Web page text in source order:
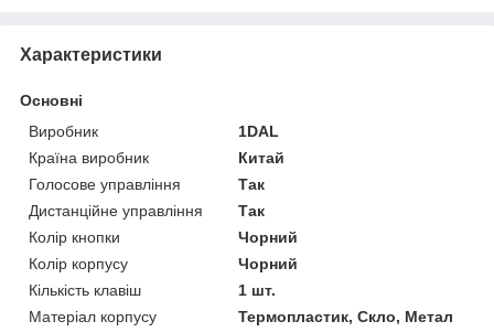
Характеристики
Основні
Виробник
1DAL
Країна виробник
Китай
Голосове управління
Так
Дистанційне управління
Так
Колір кнопки
Чорний
Колір корпусу
Чорний
Кількість клавіш
1 шт.
Матеріал корпусу
Термопластик, Скло, Метал